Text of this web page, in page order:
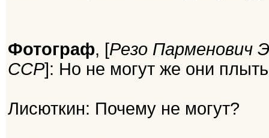
Фотограф, [Резо Парменович
ССР]: Но не могут же они
Лисюткин: Почему не могут?